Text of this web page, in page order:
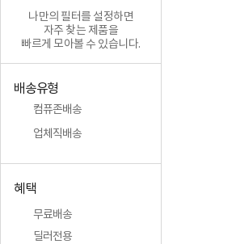
나만의 필터를 설정하면
자주 찾는 제품을
빠르게 모아볼 수 있습니다.
배송유형
컴퓨존배송
업체직배송
혜택
무료배송
딜러전용